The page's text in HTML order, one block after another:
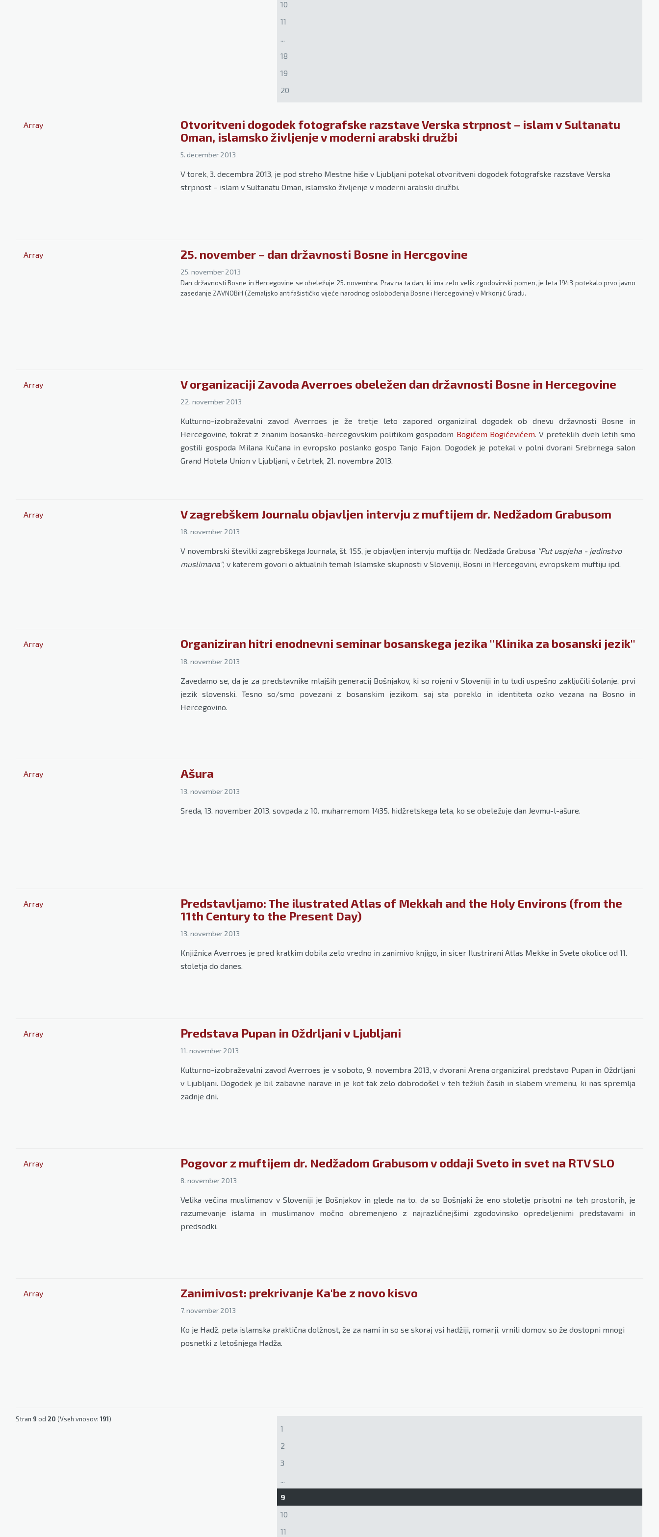
10
11
...
18
19
20
Array
Otvoritveni dogodek fotografske razstave Verska strpnost – islam v Sultanatu
Oman, islamsko življenje v moderni arabski družbi
5. december 2013
V torek, 3. decembra 2013, je pod streho Mestne hiše v Ljubljani potekal otvoritveni dogodek fotografske razstave Verska
strpnost – islam v Sultanatu Oman, islamsko življenje v moderni arabski družbi.
Array 25. november – dan državnosti Bosne in Hercgovine
25. november 2013
Dan državnosti Bosne in Hercegovine se obeležuje 25. novembra. Prav na ta dan, ki ima zelo velik zgodovinski pomen, je leta 1943 potekalo prvo javno
zasedanje ZAVNOBiH (Zemaljsko antifašističko vijeće narodnog oslobođenja Bosne i Hercegovine) v Mrkonjić Gradu.
Array V organizaciji Zavoda Averroes obeležen dan državnosti Bosne in Hercegovine
22. november 2013
Kulturno-izobraževalni zavod Averroes je že tretje leto zapored organiziral dogodek ob dnevu državnosti Bosne in
Hercegovine, tokrat z znanim bosansko-hercegovskim politikom gospodom Bogićem Bogićevićem. V preteklih dveh letih smo
gostili gospoda Milana Kučana in evropsko poslanko gospo Tanjo Fajon. Dogodek je potekal v polni dvorani Srebrnega salon
Grand Hotela Union v Ljubljani, v četrtek, 21. novembra 2013.
Array V zagrebškem Journalu objavljen intervju z muftijem dr. Nedžadom Grabusom
18. november 2013
V novembrski številki zagrebškega Journala, št. 155, je objavljen intervju muftija dr. Nedžada Grabusa ''Put uspjeha - jedinstvo
muslimana'', v katerem govori o aktualnih temah Islamske skupnosti v Sloveniji, Bosni in Hercegovini, evropskem muftiju ipd.
Array Organiziran hitri enodnevni seminar bosanskega jezika ''Klinika za bosanski jezik''
18. november 2013
Zavedamo se, da je za predstavnike mlajših generacij Bošnjakov, ki so rojeni v Sloveniji in tu tudi uspešno zaključili šolanje, prvi
jezik slovenski. Tesno so/smo povezani z bosanskim jezikom, saj sta poreklo in identiteta ozko vezana na Bosno in
Hercegovino.
Array Ašura
13. november 2013
Sreda, 13. november 2013, sovpada z 10. muharremom 1435. hidžretskega leta, ko se obeležuje dan Jevmu-l-ašure.
Array
Predstavljamo: The ilustrated Atlas of Mekkah and the Holy Environs (from the
11th Century to the Present Day)
13. november 2013
Knjižnica Averroes je pred kratkim dobila zelo vredno in zanimivo knjigo, in sicer Ilustrirani Atlas Mekke in Svete okolice od 11.
stoletja do danes.
Array Predstava Pupan in Oždrljani v Ljubljani
11. november 2013
Kulturno-izobraževalni zavod Averroes je v soboto, 9. novembra 2013, v dvorani Arena organiziral predstavo Pupan in Oždrljani
v Ljubljani. Dogodek je bil zabavne narave in je kot tak zelo dobrodošel v teh težkih časih in slabem vremenu, ki nas spremlja
zadnje dni.
Array Pogovor z muftijem dr. Nedžadom Grabusom v oddaji Sveto in svet na RTV SLO
8. november 2013
Velika večina muslimanov v Sloveniji je Bošnjakov in glede na to, da so Bošnjaki že eno stoletje prisotni na teh prostorih, je
razumevanje islama in muslimanov močno obremenjeno z najrazličnejšimi zgodovinsko opredeljenimi predstavami in
predsodki.
Array Zanimivost: prekrivanje Ka'be z novo kisvo
7. november 2013
Ko je Hadž, peta islamska praktična dolžnost, že za nami in so se skoraj vsi hadžiji, romarji, vrnili domov, so že dostopni mnogi
posnetki z letošnjega Hadža.
Stran 9 od 20 (Vseh vnosov:191)
1
2
3
...
9
10
11